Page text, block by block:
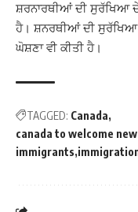
ਸ਼ਰਨਾਰਥੀਆਂ ਦੀ ਸੁਰੱਖਿਆ
ਹੈ। ਸ਼ਨਰਥੀਆਂ ਦੀ ਸੁਰੱਖਿਆ
ਘੋਸ਼ਣਾ ਵੀ ਕੀਤੀ ਹੈ।
TAGGED: Canada
canada to welcome
immigrants